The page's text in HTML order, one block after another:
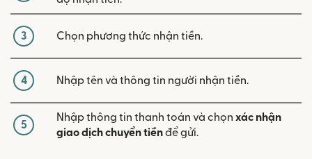
3 Chọn phương thức nhận tiền.
4 Nhập tên và thông tin người nhận tiền.
5
Nhập thông tin thanh toán và chọn xác nhận
giao dịch chuyển tiềnđể gửi.